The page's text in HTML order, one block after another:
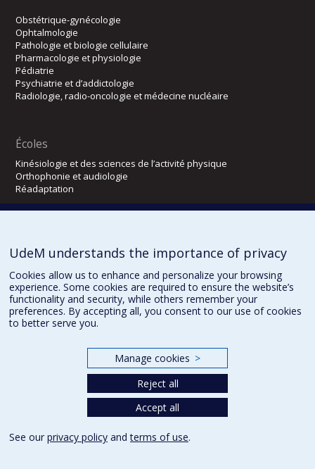
Obstétrique-gynécologie
Ophtalmologie
Pathologie et biologie cellulaire
Pharmacologie et physiologie
Pédiatrie
Psychiatrie et d’addictologie
Radiologie, radio-oncologie et médecine nucléaire
Écoles
Kinésiologie et des sciences de l’activité physique
Orthophonie et audiologie
Réadaptation
CPASS
Confidentialité Conditions d’utilisation
UdeM understands the importance of privacy
Cookies allow us to enhance and personalize your browsing
experience. Some cookies are required to ensure the website’s
functionality and security, while others remember your
preferences. By accepting all, you consent to our use of cookies
to better serve you.
Manage cookies >
Reject all
Accept all
See our privacy policy andterms of use.